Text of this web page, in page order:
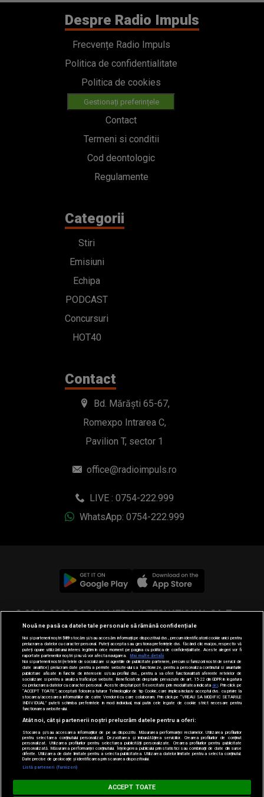
Despre Radio Impuls
Frecvențe Radio Impuls
Politica de confidentialitate
Politica de cookies
Gestionați preferințele
Contact
Termeni si conditii
Cod deontologic
Regulamente
Categorii
Stiri
Emisiuni
Echipa
PODCAST
Concursuri
HOT40
Contact
Bd. Mărăști 65-67,
Romexpo Intrarea C,
Pavilion T, sector 1
office@radioimpuls.ro
LIVE : 0754-222.999
WhatsApp: 0754-222.999
© 2019-2026 DOGAN MEDIA INTERNATIONAL SA, Toate
drepturile rezervate.
MUSIC NON STOP
Nouă ne pasă ca datele tale personale să rămână confidențiale
Noi și partenerii noștri589stocăm și/sau accesăm informații pe dispozitivul dvs., precum identificatorii cookie unici pentru
prelucrarea datelor cu caracter personal. Puteți accepta sau gestiona preferințele dvs. făcând clic mai jos, respectiv vă
puteți opune utilizării unui interes legitim în orice moment pe pagina cu politica de confidențialitate. Aceste alegeri vor fi
raportate partenerilor noștri și nu vă vor afecta navigarea.
Mai multe detalii
Noi si partenerii nostri (retelele de socializare si agentiile de publicitate partenere, precum si furnizorii nostri de servicii de
date analitice) prelucram date pentru a permite website-ului sa functioneze, pentru a personaliza continutul si anunturile
publicitare afisate in functie de interesele si/sau profilul dvs., pentru a va oferi functionalitati aferente retelelor de
socializare si pentru a analiza traficul pe website. Beneficiati de drepturile prevazute de art. 15-22 din GDPR in legatura
cu prelucrarea datelor cu caracter personal. Aceste drepturi pot fi exercitate prin modalitatea indicataaici . Prin click pe
“ACCEPT TOATE”, acceptati folosirea tuturor Tehnologiilor de tip Cookie, care implica inclusiv acceptul dvs. cu privire la
stocarea/accesarea informatiilor de catre Vendor-ii cu care colaboram. Prin click pe “VREAU SA MODIFIC SETARILE
INDIVIDUAL” puteti schimba preferintele in mod individual, mai putin cele legate de cookie strict necesare pentru
functionarea website-ului.
Atât noi, cât și partenerii noștri prelucrăm datele pentru a oferi:
Stocarea și/sau accesarea informațiilor de pe un dispozitiv. Măsurarea performanței reclamelor. Utilizarea profilurilor
pentru selectarea conținutului personalizat. Dezvoltarea și îmbunătățirea serviciilor. Crearea profilurilor de conținut
personalizat. Utilizarea profilurilor pentru selectarea publicității personalizate. Crearea profilurilor pentru publicitate
personalizată. Măsurarea performanței conținutului. Înțelegerea publicului prin statistici sau combinații de date din surse
diferite. Utilizarea de date limitate pentru a selecta publicitatea. Utilizarea datelor limitate pentru a selecta conținutul.
Date precise de geolocație și identificarea prin scanarea dispozitivului.
Listă parteneri (furnizori)
ACCEPT TOATE